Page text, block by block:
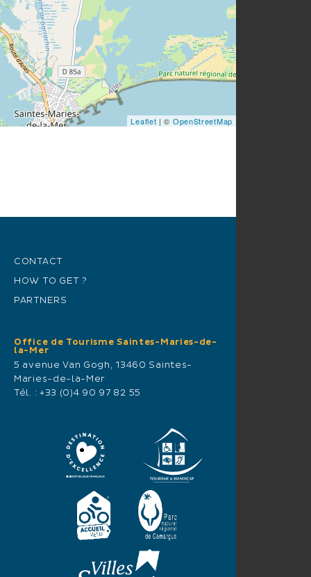
Leaflet | © OpenStreetMap
CONTACT
HOW TO GET ?
PARTNERS
Office de Tourisme Saintes-Maries-de-
la-Mer
5 avenue Van Gogh, 13460 Saintes-
Maries-de-la-Mer
Tél. : +33 (0)4 90 97 82 55